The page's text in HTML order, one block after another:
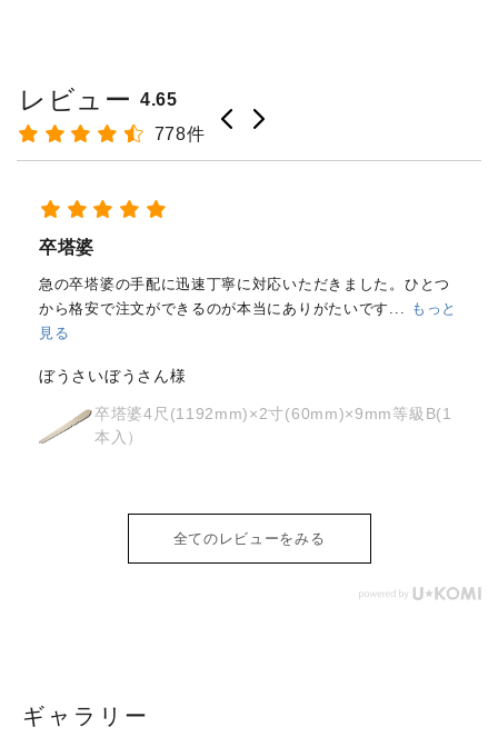
レビュー 4.65
778件
経木塔婆・水塔婆五輪型１尺
(303mm)×62mm×0.4mm(200...
もっと見る
はじめて注文しました。メールと電話で内容照会しました
が、どちらも丁寧に対応していただきました。製品の
osyoh様
経木塔婆・水塔婆五輪型１尺
全てのレビューをみる
ギャラリー